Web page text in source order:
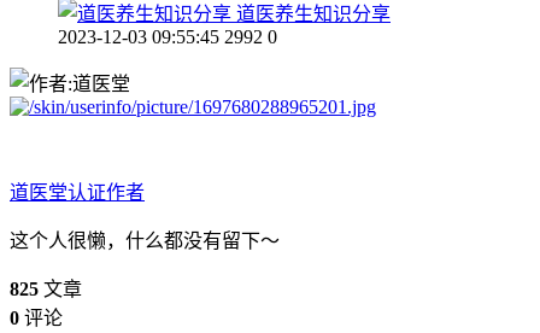
道医养生知识分享
2023-12-03 09:55:45 2992 0
道医堂认证作者
这个人很懒，什么都没有留下～
825 文章
0 评论